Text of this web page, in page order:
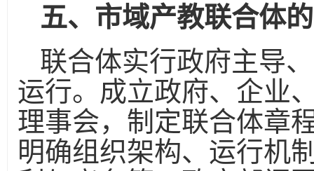
五、市域产教联合体
联合体实行政府主导
运行。成立政府、企业
理事会，制定联合体章
明确组织架构、运行机